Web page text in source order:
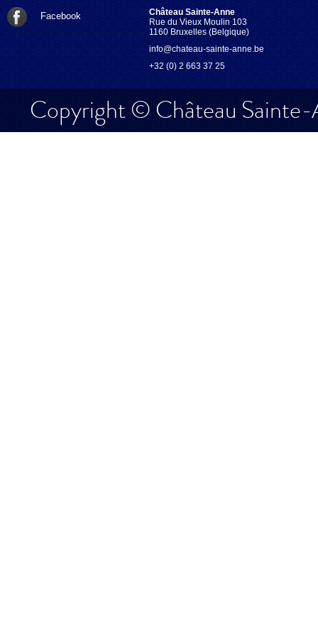
Facebook
Château Sainte-Anne
Rue du Vieux Moulin 103
1160 Bruxelles (Belgique)
info@chateau-sainte-anne.be
+32 (0) 2 663 37 25
Copyright © Château Sainte-